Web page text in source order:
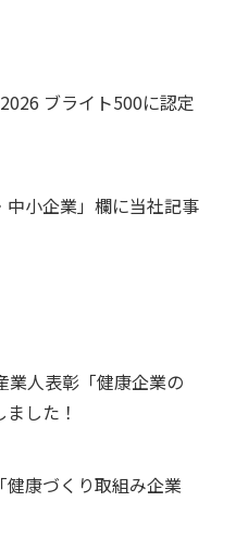
ブライト500に認定
小企業」欄に当社記事
業人表彰「健康企業の
した！
康づくり取組み企業